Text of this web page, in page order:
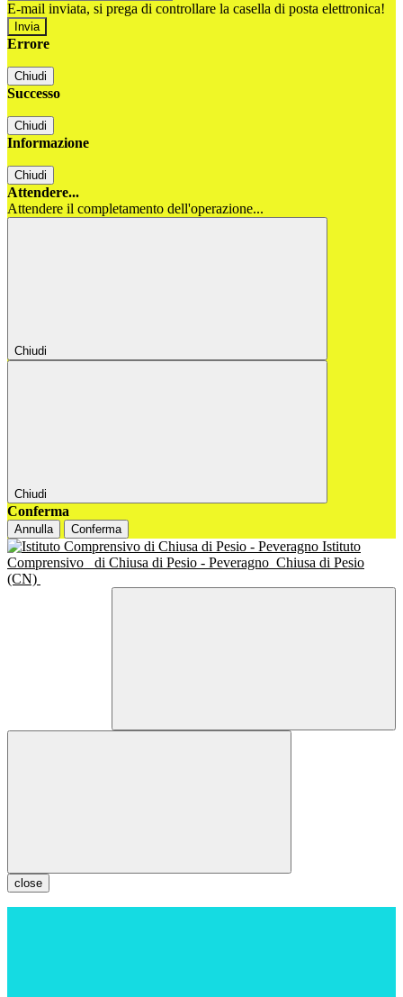
E-mail inviata, si prega di controllare la casella di posta elettronica!
Errore
Chiudi
Successo
Chiudi
Informazione
Chiudi
Attendere...
Attendere il completamento dell'operazione...
Chiudi
Chiudi
Conferma
Annulla Conferma
Istituto
Comprensivo
di Chiusa di Pesio - Peveragno Chiusa di Pesio
(CN)
close